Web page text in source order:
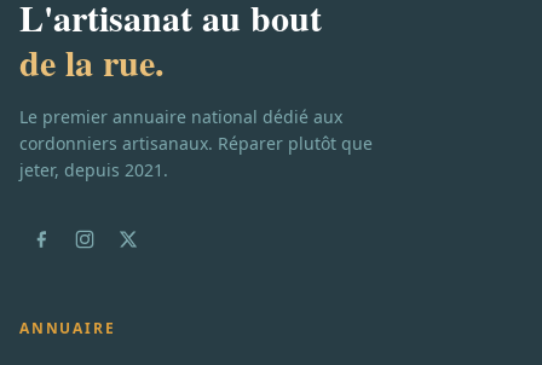
L'artisanat au bout
de la rue.
Le premier annuaire national dédié aux
cordonniers artisanaux. Réparer plutôt que
jeter, depuis 2021.
ANNUAIRE